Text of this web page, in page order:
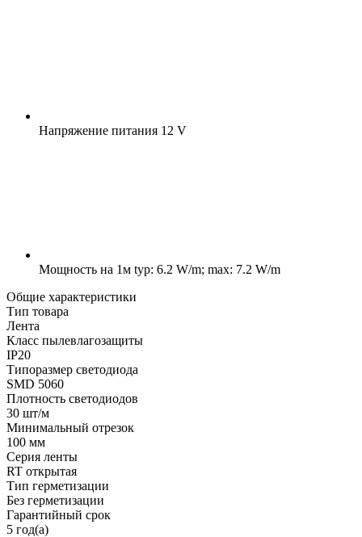
Напряжение питания 12 V
Мощность на 1м typ: 6.2 W/m; max: 7.2 W/m
Общие характеристики
Тип товара
Лента
Класс пылевлагозащиты
IP20
Типоразмер светодиода
SMD 5060
Плотность светодиодов
30 шт/м
Минимальный отрезок
100 мм
Серия ленты
RT открытая
Тип герметизации
Без герметизации
Гарантийный срок
5 год(а)